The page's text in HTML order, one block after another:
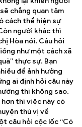
chẳng quan tâm
cách thể hiện sự
người khác thì
Hòa nói. Câu hỏi
như một cách xã
thực sự. Bạn
để ảnh hưởng
ai định hỏi câu này
thì không sao.
thì việc này có
thú vị về
câu hỏi cộc lốc “Có